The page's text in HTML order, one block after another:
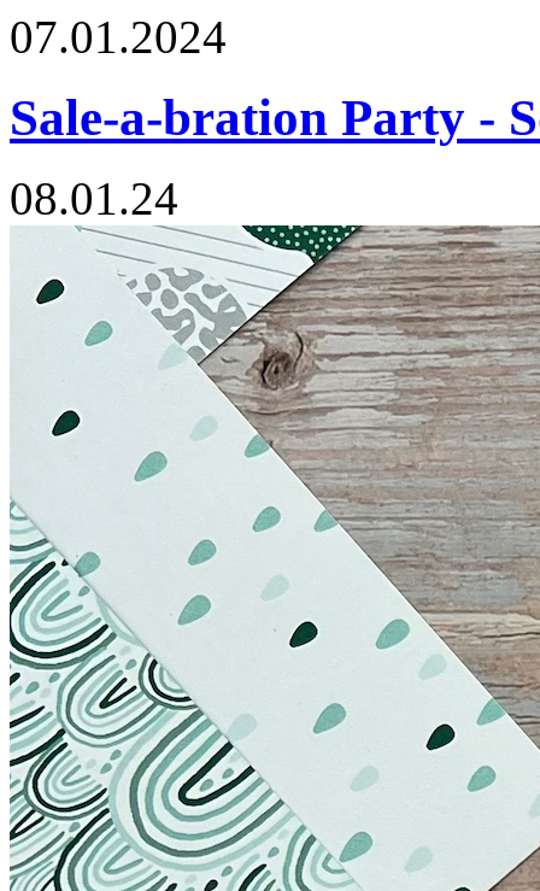
07.01.2024
Sale-a-bration Party -
08.01.24